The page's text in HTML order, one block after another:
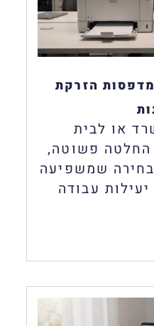
הזרקת
או לבית
החלטה פשוטה,
שמשפיעה
עבודה